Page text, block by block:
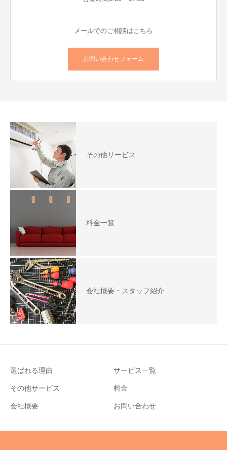
メールでのご相談はこちら
お問い合わせフォーム
その他サービス
料金一覧
会社概要・スタッフ紹介
選ばれる理由 サービス一覧
その他サービス 料金
会社概要 お問い合わせ